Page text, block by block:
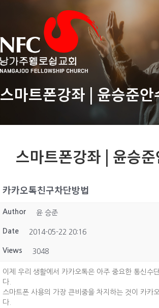
스마트폰강좌 | 윤승준
스마트폰강좌 | 윤승
카카오톡친구차단방법
Author 윤 승준
Date 2014-05-22 20:16
Views 3048
이제 우리 생활에서 카카오톡은 아주 중요한 통신수
다.
스마트폰 사용의 가장 큰비중을 차지하는 것이 카카
다.